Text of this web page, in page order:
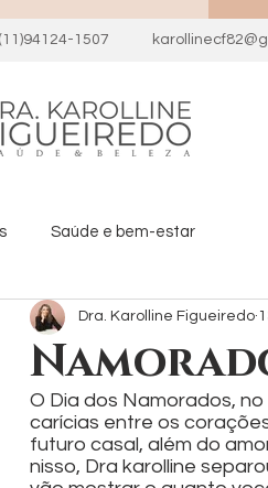
1507
Saúde e bem-estar
Dra. Karolline Figueiredo
O Dia dos Namorados,
carícias entre os
futuro casal, além do
nisso, Dra karolline